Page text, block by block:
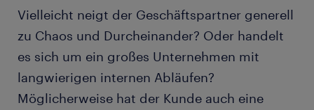
Vielleicht neigt der Geschäftspartner generell
zu Chaos und Durcheinander? Oder handelt
es sich um ein großes Unternehmen mit
langwierigen internen Abläufen?
Möglicherweise hat der Kunde auch eine